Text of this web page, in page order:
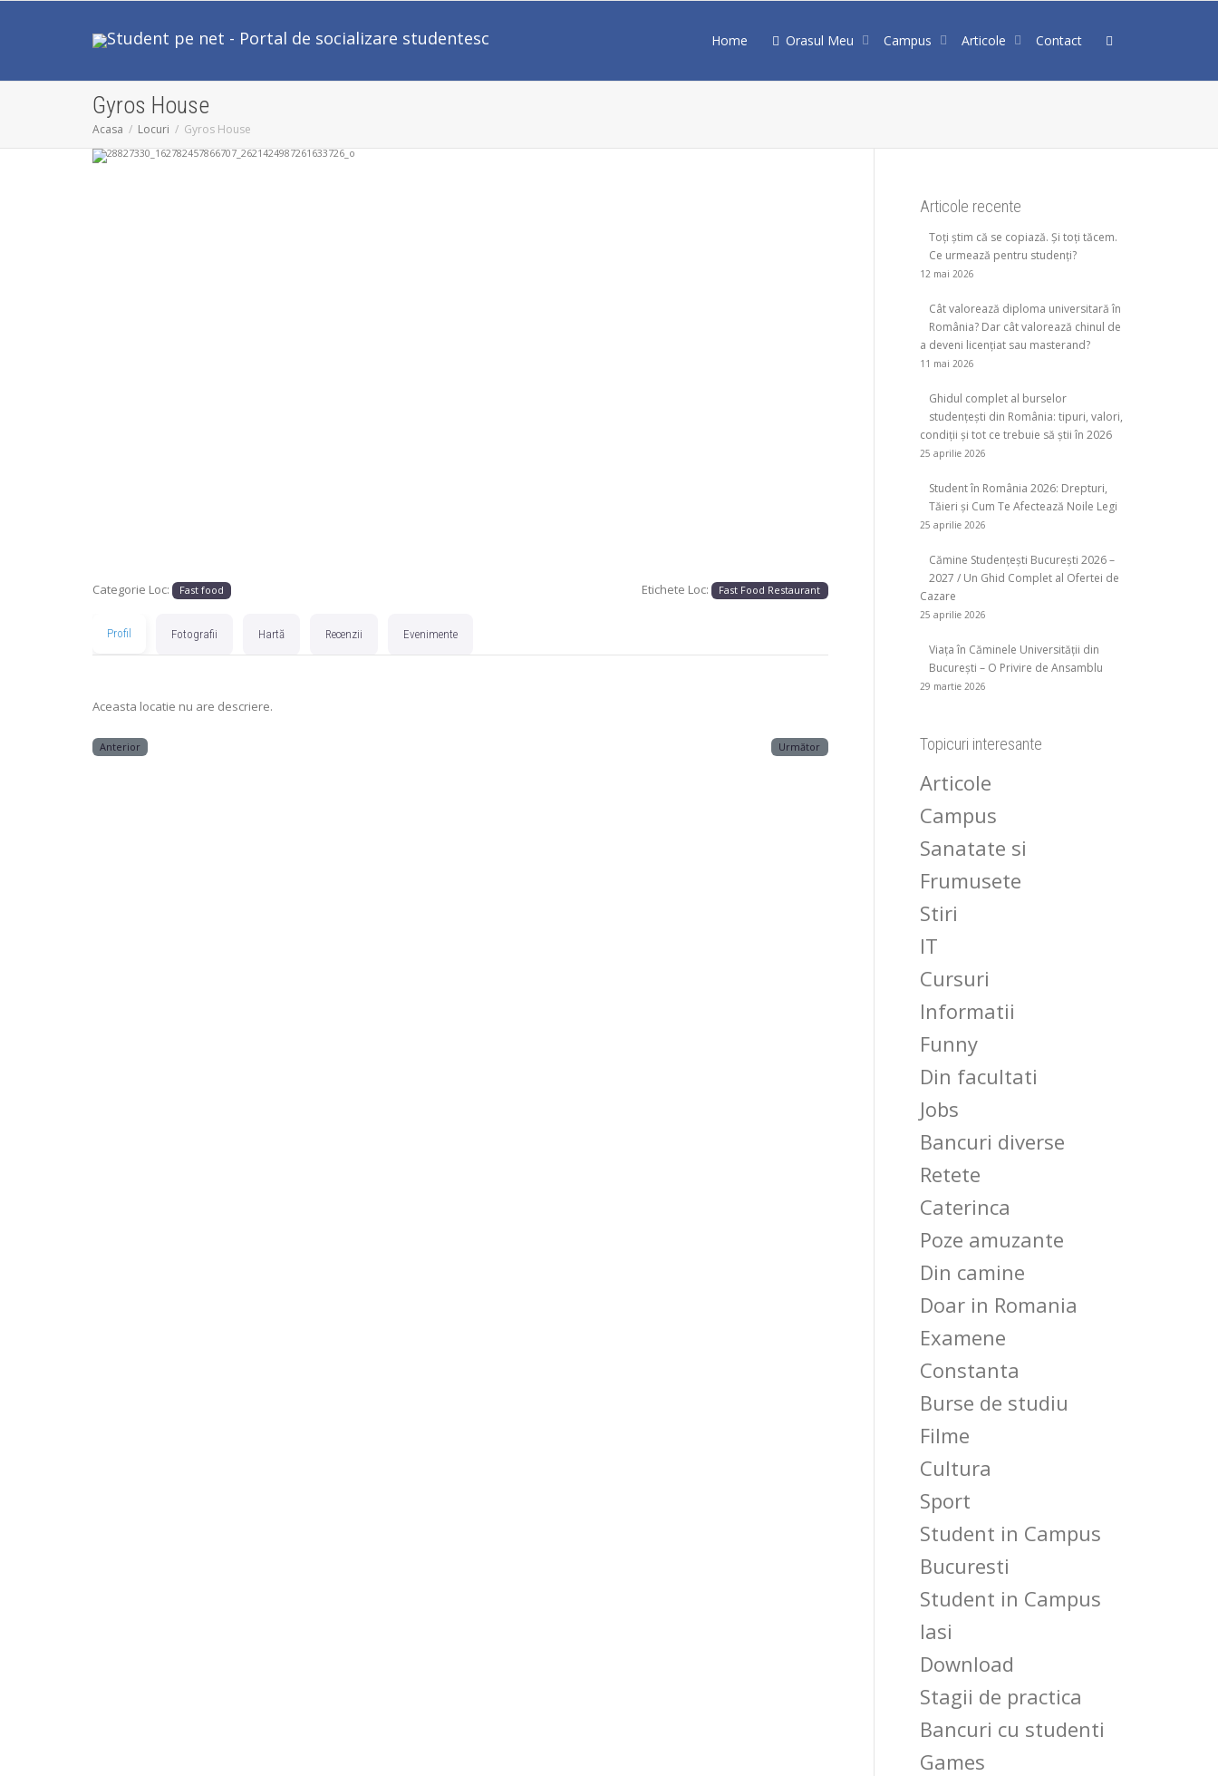
Home Orasul Meu Campus Articole Contact
Gyros House
Acasa Locuri Gyros House
Categorie Loc: Fast food Etichete Loc: Fast Food Restaurant
Profil Fotografii Hartă Recenzii Evenimente
Aceasta locatie nu are descriere.
Anterior Următor
Articole recente
Toți știm că se copiază. Și toți tăcem.
Ce urmează pentru studenți?
12 mai 2026
Cât valorează diploma universitară în
România? Dar cât valorează chinul de
a deveni licențiat sau masterand?
11 mai 2026
Ghidul complet al burselor
studențești din România: tipuri, valori,
condiții și tot ce trebuie să știi în 2026
25 aprilie 2026
Student în România 2026: Drepturi,
Tăieri și Cum Te Afectează Noile Legi
25 aprilie 2026
Cămine Studențești București 2026 –
2027 / Un Ghid Complet al Ofertei de
Cazare
25 aprilie 2026
Viața în Căminele Universității din
București – O Privire de Ansamblu
29 martie 2026
Topicuri interesante
Articole
Campus
Sanatate si
Frumusete
Stiri
IT
Cursuri
Informatii
Funny
Din facultati
Jobs
Bancuri diverse
Retete
Caterinca
Poze amuzante
Din camine
Doar in Romania
Examene
Constanta
Burse de studiu
Filme
Cultura
Sport
Student in Campus
Bucuresti
Student in Campus
Iasi
Download
Stagii de practica
Bancuri cu studenti
Games